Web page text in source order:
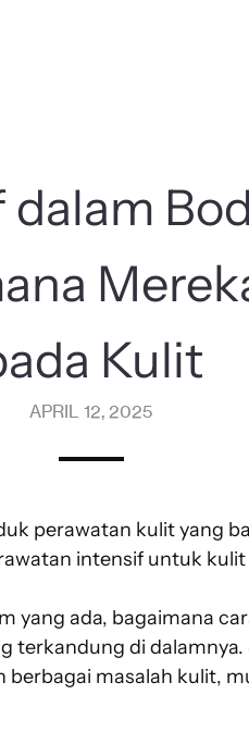
Kulit
APRIL 12, 2025
perawatan kulit yang
intensif untuk
yang ada, bagaimana
terkandung di
masalah kulit,